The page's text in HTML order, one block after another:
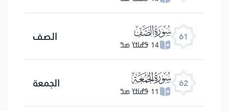
61 ﯪ
14 ߟߝߊߙߌ ߘߏ߫ الصف
62 ﯫ
11 ߟߝߊߙߌ ߘߏ߫ الجمعة